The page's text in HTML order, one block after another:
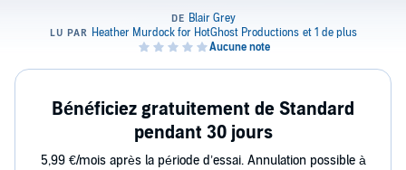
Bénéficiez gratuitement de Standard
pendant 30 jours
5,99 €/mois après la période d’essai. Annulation possible à